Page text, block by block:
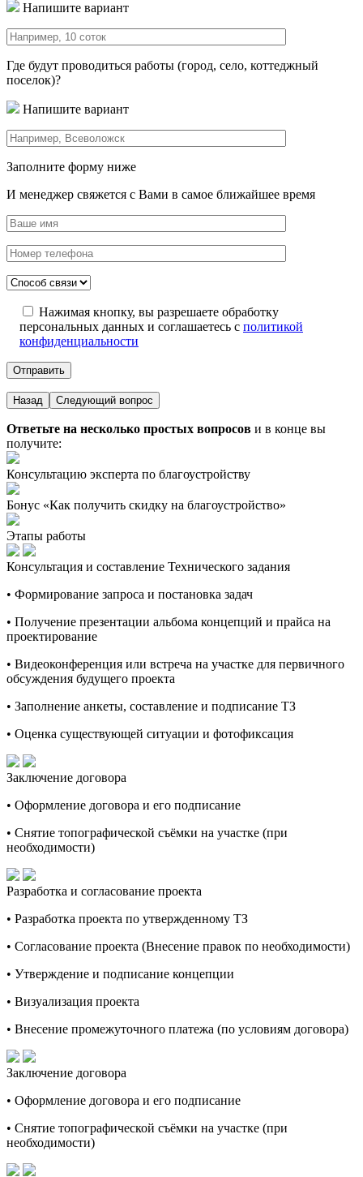
Напишите вариант
Где будут проводиться работы (город, село, коттеджный
поселок)?
Напишите вариант
Заполните форму ниже
И менеджер свяжется с Вами в самое ближайшее время
Нажимая кнопку, вы разрешаете обработку
персональных данных и соглашаетесь с политикой
конфиденциальности
Назад Следующий вопрос
Ответьте на несколько простых вопросов и в конце вы
получите:
Консультацию эксперта по благоустройству
Бонус «Как получить скидку на благоустройство»
Этапы работы
Консультация и составление Технического задания
• Формирование запроса и постановка задач
• Получение презентации альбома концепций и прайса на
проектирование
• Видеоконференция или встреча на участке для первичного
обсуждения будущего проекта
• Заполнение анкеты, составление и подписание ТЗ
• Оценка существующей ситуации и фотофиксация
Заключение договора
• Оформление договора и его подписание
• Снятие топографической съёмки на участке (при
необходимости)
Разработка и согласование проекта
• Разработка проекта по утвержденному ТЗ
• Согласование проекта (Внесение правок по необходимости)
• Утверждение и подписание концепции
• Визуализация проекта
• Внесение промежуточного платежа (по условиям договора)
Заключение договора
• Оформление договора и его подписание
• Снятие топографической съёмки на участке (при
необходимости)